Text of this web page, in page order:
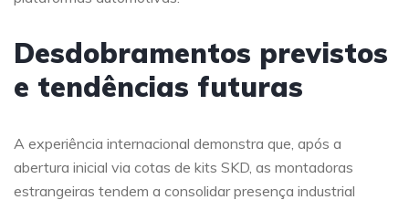
Desdobramentos previstos
e tendências futuras
A experiência internacional demonstra que, após a
abertura inicial via cotas de kits SKD, as montadoras
estrangeiras tendem a consolidar presença industrial